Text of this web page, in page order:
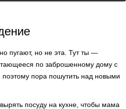
пугают, но не эта. Тут ты —
по заброшенному дому с
пора пошутить над новыми
посуду на кухне, чтобы мама